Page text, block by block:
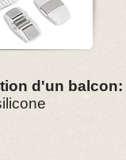
d'un balcon: